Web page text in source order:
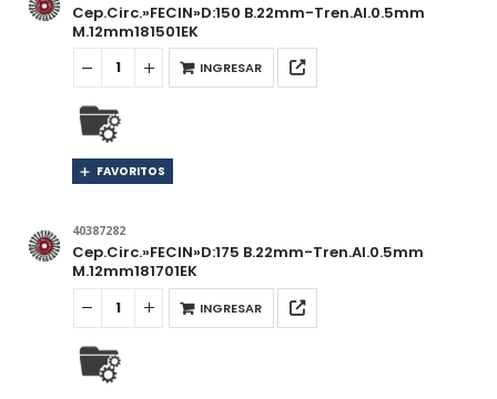
Cep.Circ.»FECIN»D:150 B.22mm-Tren.Al.0.5mm
M.12mm181501EK
INGRESAR
FAVORITOS
40387282
Cep.Circ.»FECIN»D:175 B.22mm-Tren.Al.0.5mm
M.12mm181701EK
INGRESAR